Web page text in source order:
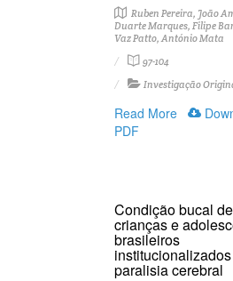
Ruben Pereira, João
Duarte Marques, Filipe
Vaz Patto, António Mata
97-104
Investigação
Read More
PDF
Condição bucal de
crianças e
brasileiros
paralisia cerebral